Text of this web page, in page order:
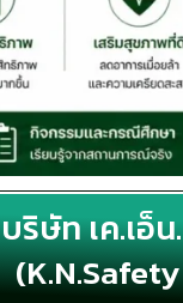
บริษัท เค.เอ็